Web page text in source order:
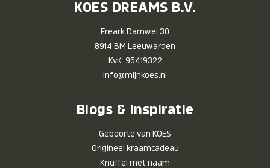
KOES DREAMS B.V.
Freark Damwei 30
8914 BM Leeuwarden
KvK: 95419322
info@mijnkoes.nl
Blogs & inspiratie
Geboorte van KOES
Origineel kraamcadeau
Knuffel met naam